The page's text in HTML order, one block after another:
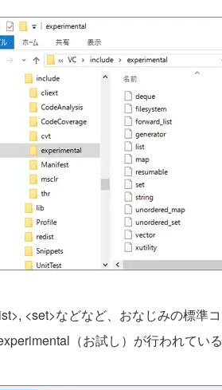
<set>などなど、おなじみの標準
（お試し）が行われてい